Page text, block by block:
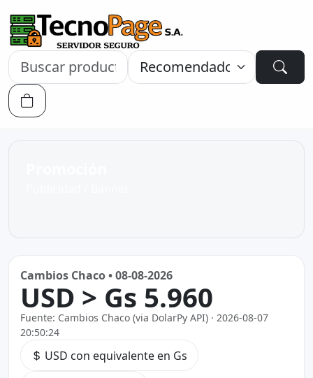
Cambios Chaco • 08-08-2026
USD > Gs 5.960
Fuente: Cambios Chaco (via DolarPy API) · 2026-08-07
20:50:24
USD con equivalente en Gs